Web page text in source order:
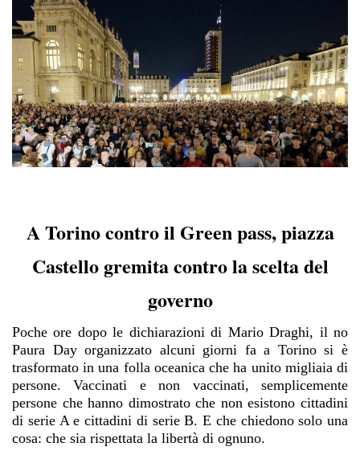
A Torino contro il Green pass, piazza
Castello gremita contro la scelta del
governo
Poche ore dopo le dichiarazioni di Mario Draghi, il no
Paura Day organizzato alcuni giorni fa a Torino si è
trasformato in una folla oceanica che ha unito migliaia di
persone. Vaccinati e non vaccinati, semplicemente
persone che hanno dimostrato che non esistono cittadini
di serie A e cittadini di serie B. E che chiedono solo una
cosa: che sia rispettata la libertà di ognuno.